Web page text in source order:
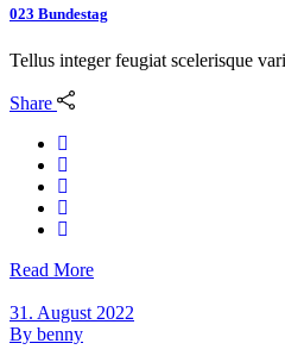
023 Bundestag
Tellus integer feugiat scelerisque
Share
Read More
31. August 2022
By benny